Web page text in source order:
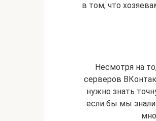
в том, что
Несмотря на
серверов
нужно знать
если бы мы знали